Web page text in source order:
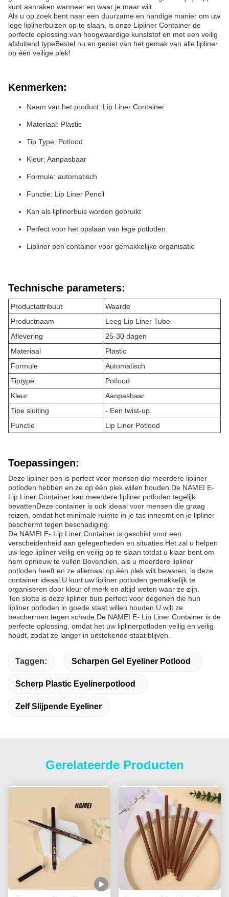
kunt aanraken wanneer en waar je maar wilt..
Als u op zoek bent naar een duurzame en handige manier om uw
lege liplinerbuizen op te slaan, is onze Lipliner Container de
perfecte oplossing.van hoogwaardige kunststof en met een veilig
afsluitend typeBestel nu en geniet van het gemak van alle lipliner
op één veilige plek!
Kenmerken:
Naam van het product: Lip Liner Container
Materiaal: Plastic
Tip Type: Potlood
Kleur: Aanpasbaar
Formule: automatisch
Functie: Lip Liner Pencil
Kan als liplinerbuis worden gebruikt
Perfect voor het opslaan van lege potloden.
Lipliner pen container voor gemakkelijke organisatie
Technische parameters:
Productattribuut
Waarde
Productnaam
Leeg Lip Liner Tube
Aflevering
25-30 dagen
Materiaal
Plastic
Formule
Automatisch
Tiptype
Potlood
Kleur
Aanpasbaar
Tipe sluiting
- Een twist-up.
Functie
Lip Liner Potlood
Toepassingen:
Deze lipliner pen is perfect voor mensen die meerdere lipliner
potloden hebben en ze op één plek willen houden.De NAMEI E-
Lip Liner Container kan meerdere lipliner potloden tegelijk
bevattenDeze container is ook ideaal voor mensen die graag
reizen, omdat het minimale ruimte in je tas inneemt en je lipliner
beschermt tegen beschadiging.
De NAMEI E- Lip Liner Container is geschikt voor een
verscheidenheid aan gelegenheden en situaties.Het zal u helpen
uw lege lipliner veilig en veilig op te slaan totdat u klaar bent om
hem opnieuw te vullen.Bovendien, als u meerdere lipliner
potloden heeft en ze allemaal op één plek wilt bewaren, is deze
container ideaal.U kunt uw lipliner potloden gemakkelijk te
organiseren door kleur of merk en altijd weten waar ze zijn.
Ten slotte is deze lipliner buis perfect voor degenen die hun
lipliner potloden in goede staat willen houden.U wilt ze
beschermen tegen schade.De NAMEI E- Lip Liner Container is de
perfecte oplossing, omdat het uw liplinerpotloden veilig en veilig
houdt, zodat ze langer in uitstekende staat blijven.
Taggen: Scharpen Gel Eyeliner Potlood
Scherp Plastic Eyelinerpotlood
Zelf Slijpende Eyeliner
Gerelateerde Producten